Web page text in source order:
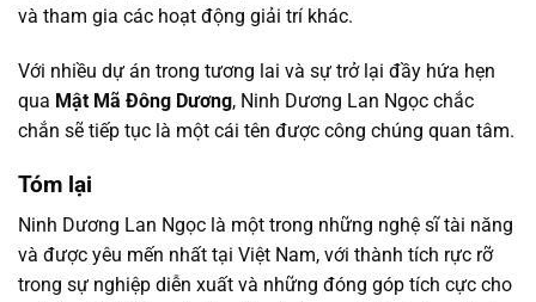
và tham gia các hoạt động giải trí khác.
Với nhiều dự án trong tương lai và sự trở lại đầy hứa hẹn
qua Mật Mã Đông Dương, Ninh Dương Lan Ngọc chắc
chắn sẽ tiếp tục là một cái tên được công chúng quan tâm.
Tóm lại
Ninh Dương Lan Ngọc là một trong những nghệ sĩ tài năng
và được yêu mến nhất tại Việt Nam, với thành tích rực rỡ
trong sự nghiệp diễn xuất và những đóng góp tích cực cho